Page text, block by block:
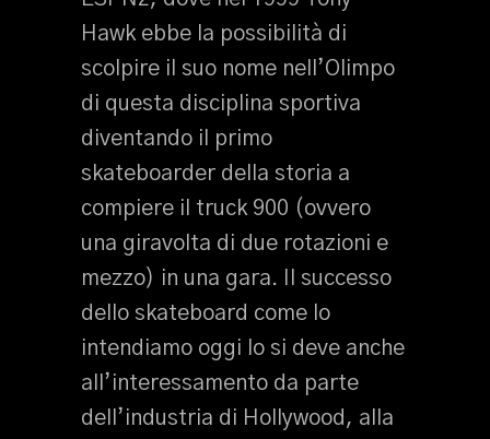
Hawk ebbe la possibilità di
scolpire il suo nome nell’Olimpo
di questa disciplina sportiva
diventando il primo
skateboarder della storia a
compiere il truck 900 (ovvero
una giravolta di due rotazioni e
mezzo) in una gara. Il successo
dello skateboard come lo
intendiamo oggi lo si deve anche
all’interessamento da parte
dell’industria di Hollywood, alla